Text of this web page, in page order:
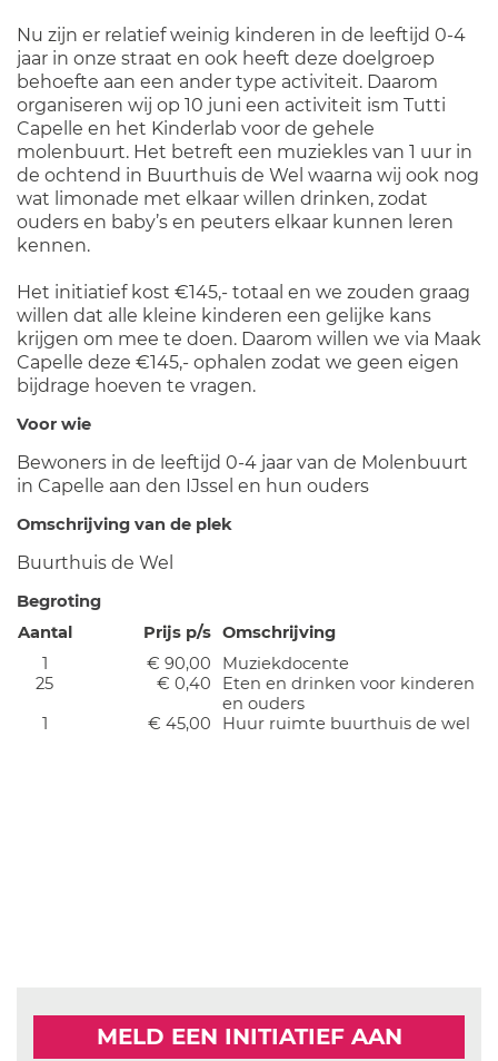
Nu zijn er relatief weinig kinderen in de leeftijd 0-4
jaar in onze straat en ook heeft deze doelgroep
behoefte aan een ander type activiteit. Daarom
organiseren wij op 10 juni een activiteit ism Tutti
Capelle en het Kinderlab voor de gehele
molenbuurt. Het betreft een muziekles van 1 uur in
de ochtend in Buurthuis de Wel waarna wij ook nog
wat limonade met elkaar willen drinken, zodat
ouders en baby’s en peuters elkaar kunnen leren
kennen.
Het initiatief kost €145,- totaal en we zouden graag
willen dat alle kleine kinderen een gelijke kans
krijgen om mee te doen. Daarom willen we via Maak
Capelle deze €145,- ophalen zodat we geen eigen
bijdrage hoeven te vragen.
Voor wie
Bewoners in de leeftijd 0-4 jaar van de Molenbuurt
in Capelle aan den IJssel en hun ouders
Omschrijving van de plek
Buurthuis de Wel
Begroting
Aantal
Prijs p/s Omschrijving
1
€ 90,00
Muziekdocente
25
€ 0,40
Eten en drinken voor kinderen
en ouders
1
€ 45,00 Huur ruimte buurthuis de wel
MELD EEN INITIATIEF AAN